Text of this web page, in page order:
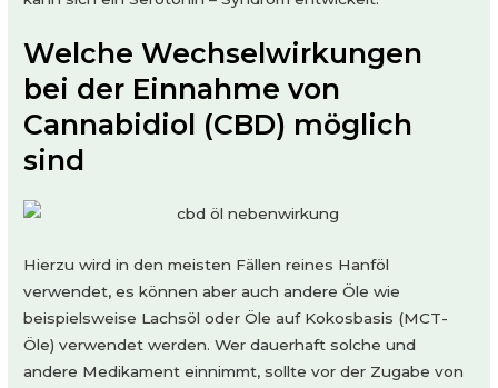
Welche Wechselwirkungen
bei der Einnahme von
Cannabidiol (CBD) möglich
sind
Hierzu wird in den meisten Fällen reines Hanföl
verwendet, es können aber auch andere Öle wie
beispielsweise Lachsöl oder Öle auf Kokosbasis (MCT-
Öle) verwendet werden. Wer dauerhaft solche und
andere Medikament einnimmt, sollte vor der Zugabe von